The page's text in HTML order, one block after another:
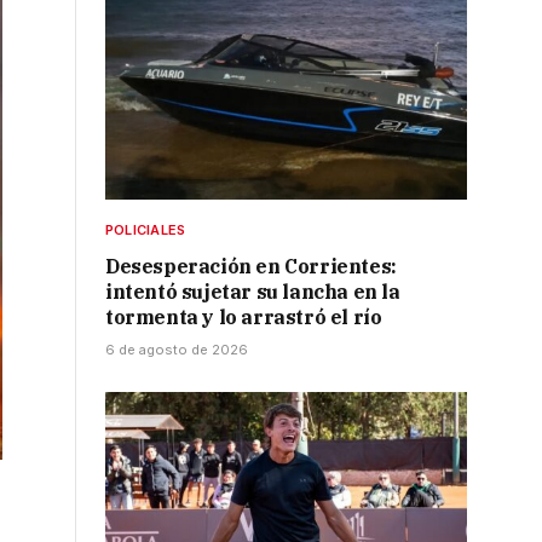
POLICIALES
Desesperación en Corrientes:
intentó sujetar su lancha en la
tormenta y lo arrastró el río
6 de agosto de 2026